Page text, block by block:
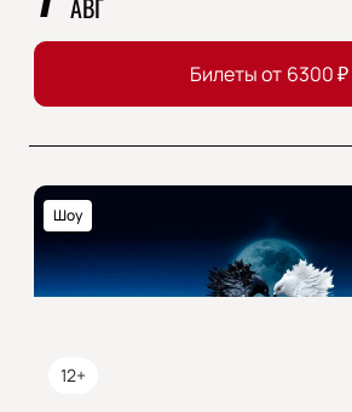
АВГ
Билеты от 6300₽
12+
Шоу